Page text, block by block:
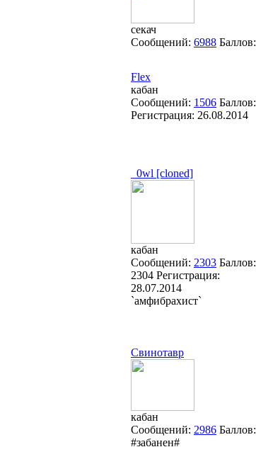
секач
Сообщений: 6988 Баллов:
Flex
кабан
Сообщений: 1506 Баллов:
Регистрация: 26.08.2014
_0wl [cloned]
кабан
Сообщений: 2303 Баллов:
2304 Регистрация:
28.07.2014
`амфибрахист`
Свинотавр
кабан
Сообщений: 2986 Баллов:
#забанен#